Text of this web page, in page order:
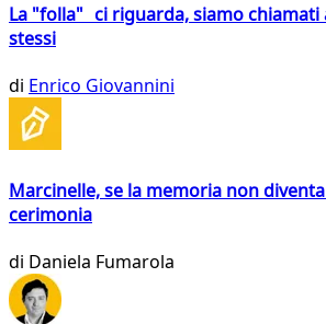
La "folla" ci riguarda, siamo
stessi
di Enrico Giovannini
Marcinelle, se la memoria non
cerimonia
di Daniela Fumarola